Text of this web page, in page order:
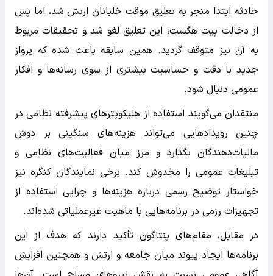
حادثه ابتدا منجر به تعلیق موقت خلبانان ارتش شد، اما پس
از دخالت پیت هگست، این تعلیق لغو شد و تحقیقات مربوط
به آن نیز متوقف گردید. همین سابقه باعث شده که پرواز
جدید با دقت و حساسیت بیشتری از سوی رسانه‌ها و افکار
عمومی دنبال شود.
منتقدان می‌گویند استفاده از هلیکوپترهای پیشرفته نظامی در
چنین رویدادهایی می‌تواند هزینه‌های سنگینی بر دوش
مالیات‌دهندگان بگذارد و مرز میان فعالیت‌های نظامی و
تبلیغات عمومی را مخدوش کند. برخی نمایندگان کنگره نیز
خواستار توضیح رسمی درباره هزینه‌ها و چرایی استفاده از
تجهیزات رزمی در برنامه‌هایی با ماهیت غیرعملیاتی شده‌اند.
در مقابل، مقام‌های پنتاگون تأکید دارند که هدف از این
برنامه‌ها ایجاد پیوند میان جامعه و ارتش و همچنین افزایش